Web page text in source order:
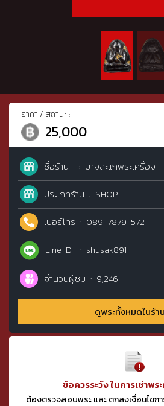
ราคา / สถานะ :
25,000
ชื่อร้าน
บางสะแกพระเครื่อง
ประเภทร้าน
SHOP
เบอร์โทร
089-7879-572
Line ID
shusak891
จำนวนผู้ชม 9,246
ดูพระทั้งหมดในร้า
ข้อควรระวัง ในการเช่าพร
ต้องตรวจสอบพระ และ ตกลงเงื่อนไขก